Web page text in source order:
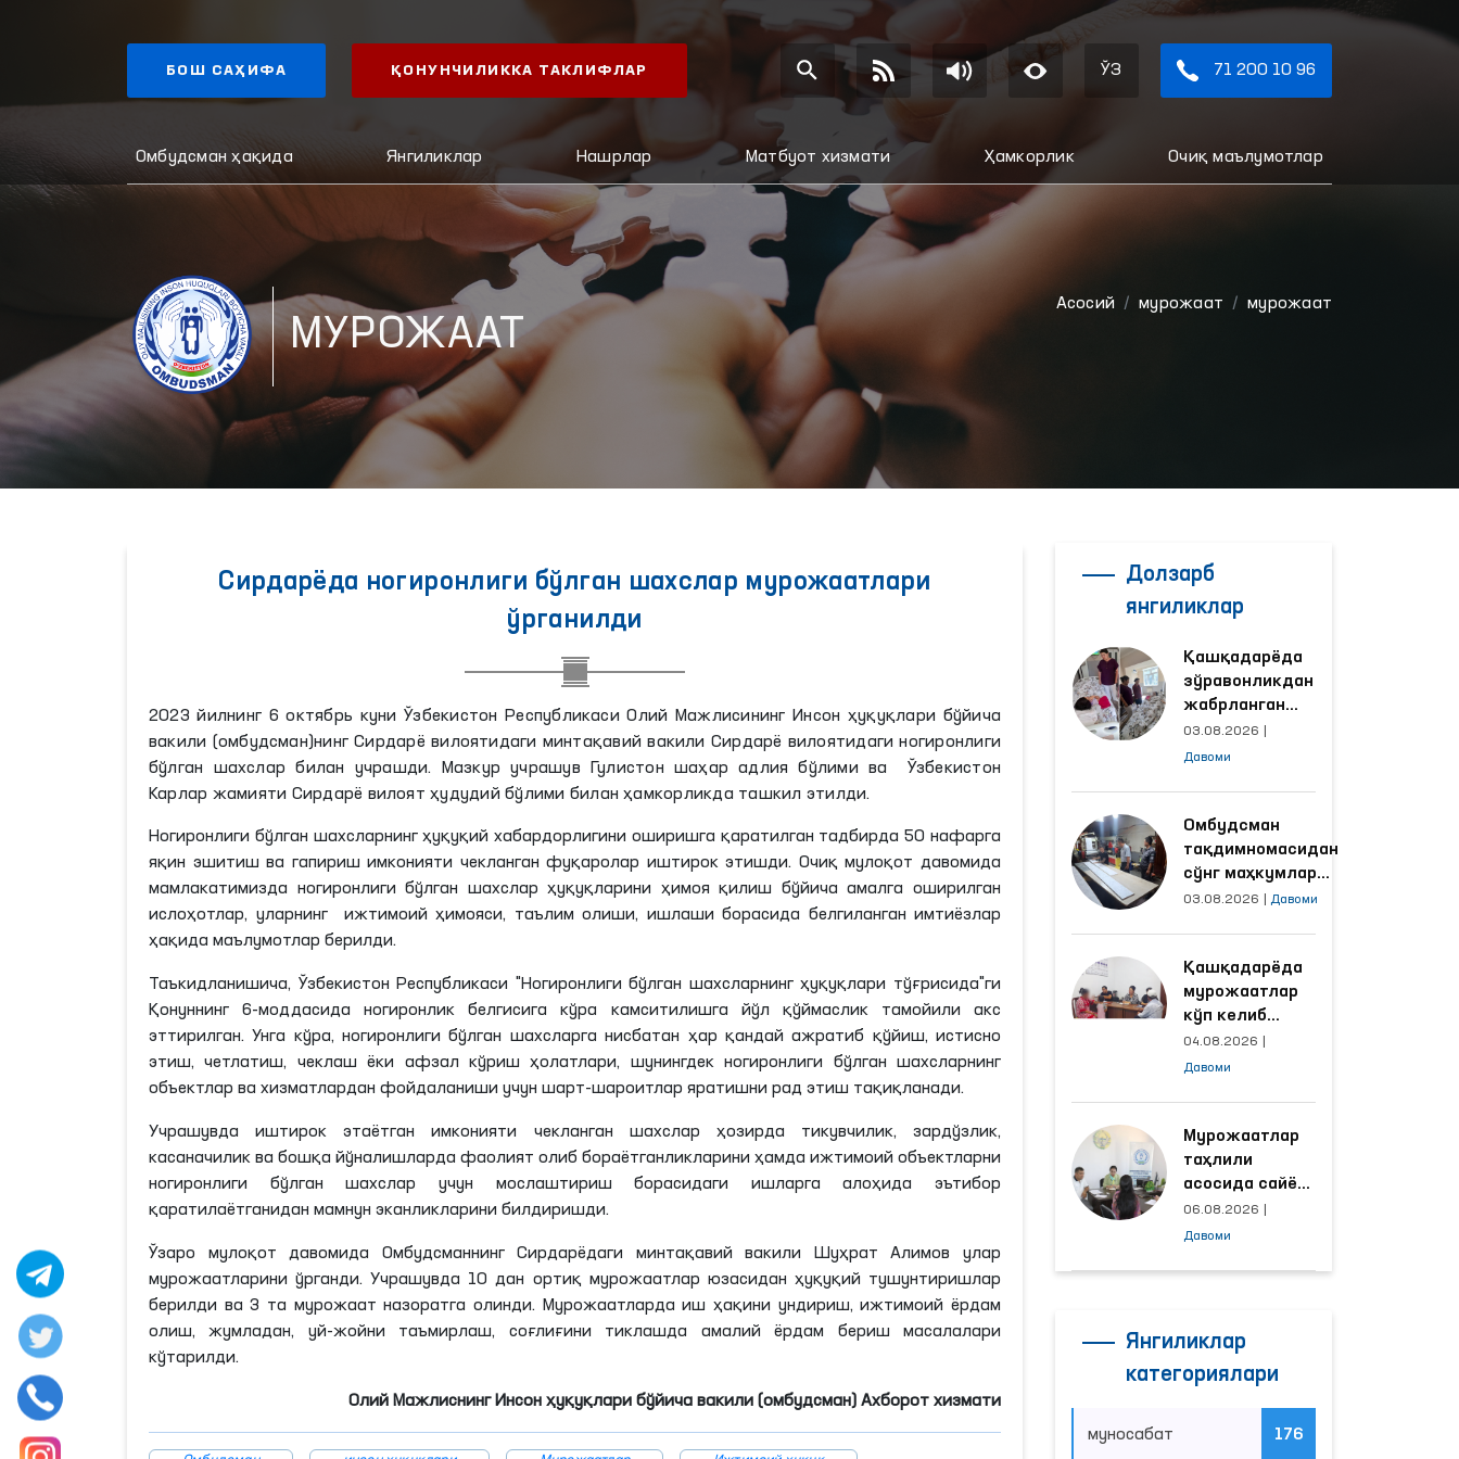
БОШ САҲИФА ҚОНУНЧИЛИККА ТАКЛИФЛАР ЎЗ 71 200 10 96
Омбудсман ҳақида Янгиликлар Нашрлар Матбуот хизмати Ҳамкорлик Очиқ маълумотлар
МУРОЖААТ
Aсосий мурожаат мурожаат
Сирдарёда ногиронлиги бўлган шахслар мурожаатлари
ўрганилди
2023 йилнинг 6 октябрь куни Ўзбекистон Республикаси Олий Мажлисининг Инсон ҳуқуқлари бўйича
вакили (омбудсман)нинг Сирдарё вилоятидаги минтақавий вакили Сирдарё вилоятидаги ногиронлиги
бўлган шахслар билан учрашди. Мазкур учрашув Гулистон шаҳар адлия бўлими ва Ўзбекистон
Карлар жамияти Сирдарё вилоят ҳудудий бўлими билан ҳамкорликда ташкил этилди.
Ногиронлиги бўлган шахсларнинг ҳуқуқий хабардорлигини оширишга қаратилган тадбирда 50 нафарга
яқин эшитиш ва гапириш имконияти чекланган фуқаролар иштирокэтишди. Очиқ мулоқот давомида
мамлакатимизда ногиронлиги бўлган шахслар ҳуқуқларини ҳимоя қилиш бўйича амалга оширилган
ислоҳотлар, уларнинг ижтимоий ҳимояси, таълим олиши, ишлаши борасида белгиланган имтиёзлар
ҳақида маълумотлар берилди.
Таъкидланишича, Ўзбекистон Республикаси "Ногиронлиги бўлган шахсларнинг ҳуқуқлари тўғрисида"ги
Қонуннинг 6-моддасида ногиронлик белгисига кўра камситилишга йўл қўймаслик тамойили акс
эттирилган. Унга кўра, ногиронлиги бўлган шахсларга нисбатан ҳар қандай ажратиб қўйиш, истисно
этиш, четлатиш, чеклаш ёки афзал кўриш ҳолатлари, шунингдек ногиронлиги бўлган шахсларнинг
объектлар ва хизматлардан фойдаланиши учун шарт-шароитлар яратишни рад этиш тақиқланади.
Учрашувда иштирок этаётган имконияти чекланган шахслар ҳозирда тикувчилик, зардўзлик,
касаначилик ва бошқа йўналишларда фаолият олиб бораётганликларини ҳамда ижтимоий объектларни
ногиронлиги бўлган шахслар учун мослаштириш борасидаги ишларга алоҳида эътибор
қаратилаётганидан мамнун эканликларини билдиришди.
Ўзаро мулоқот давомида Омбудсманнинг Сирдарёдаги минтақавий вакили ШуҳратАлимов улар
мурожаатларини ўрганди. Учрашувда 10 дан ортиқ мурожаатлар юзасидан ҳуқуқий тушунтиришлар
берилди ва 3 та мурожаат назоратга олинди. Мурожаатларда иш ҳақини ундириш, ижтимоий ёрдам
олиш, жумладан, уй-жойни таъмирлаш, соғлиғини тиклашда амалий ёрдам бериш масалалари
кўтарилди.
Олий Мажлиснинг Инсон ҳуқуқлари бўйича вакили (омбудсман) Ахборот хизмати
Долзарб
янгиликлар
Қашқадарёда
зўравонликдан
жабрланган
аёлнинг ҳолати
Омбудсман
03.08.2026
Давоми
Омбудсман
тақдимномасидан
сўнг маҳкумлар
меҳнат қилаётган
яхшиланди
03.08.2026 Давоми
Қашқадарёда
мурожаатлар
кўп келиб
тушаётган
ҳудудлар
ишлаш йўлга
қўйилди
04.08.2026
Давоми
Мурожаатлар
таҳлили
асосида сайёр
қабул
ўтказиладиган
06.08.2026
Давоми
Янгиликлар
категориялари
муносабат 176